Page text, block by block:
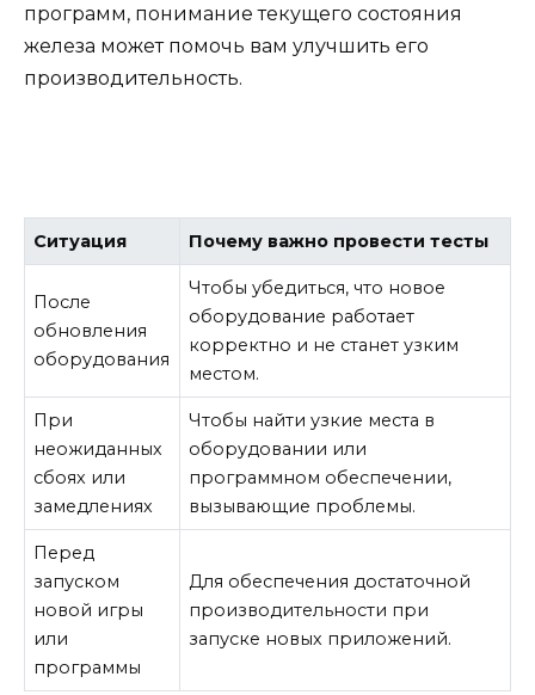
программ, понимание текущего состояния
железа может помочь вам улучшить его
производительность.
Ситуация Почему важно провести тесты
После
обновления
оборудования
Чтобы убедиться, что новое
оборудование работает
корректно и не станет узким
местом.
При
неожиданных
сбоях или
замедлениях
Чтобы найти узкие места в
оборудовании или
программном обеспечении,
вызывающие проблемы.
Перед
запуском
новой игры
или
программы
Для обеспечения достаточной
производительности при
запуске новых приложений.